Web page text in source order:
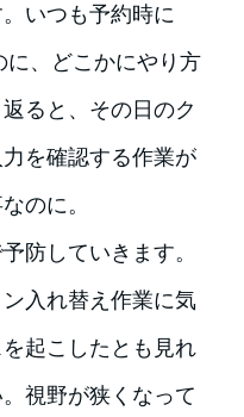
いつも予約時に
、どこかにやり方
ると、その日のク
を確認する作業が
のに。
防していきます。
入れ替え作業に気
起こしたとも見れ
視野が狭くなって